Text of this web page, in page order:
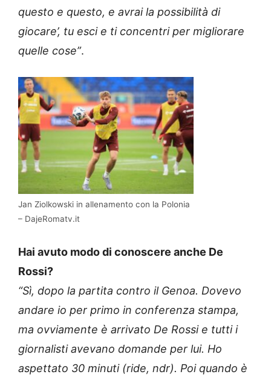
questo e questo, e avrai la possibilità di
giocare’, tu esci e ti concentri per migliorare
quelle cose”.
Jan Ziolkowski in allenamento con la Polonia
– DajeRomatv.it
Hai avuto modo di conoscere anche De
Rossi?
“Sì, dopo la partita contro il Genoa. Dovevo
andare io per primo in conferenza stampa,
ma ovviamente è arrivato De Rossi e tutti i
giornalisti avevano domande per lui. Ho
aspettato 30 minuti (ride, ndr). Poi quando è